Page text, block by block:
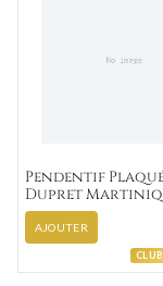
Pendentif
Dupret
AJOUTER
CLUB